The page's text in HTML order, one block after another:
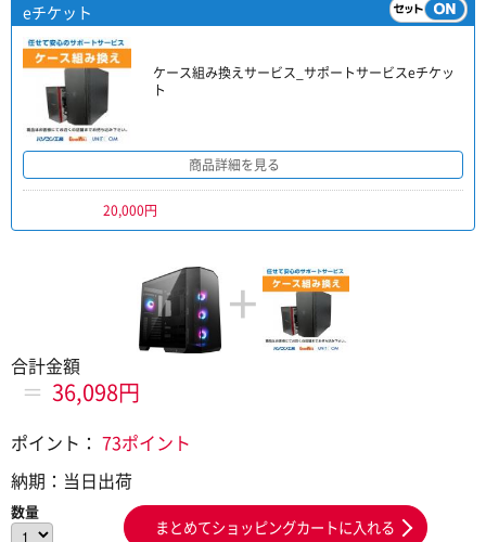
eチケット
ケース組み換えサービス_サポートサービスeチケッ
ト
商品詳細を見る
20,000円
+
合計金額
＝ 36,098円
ポイント： 73ポイント
納期： 当日出荷
数量
まとめてショッピングカートに入れる